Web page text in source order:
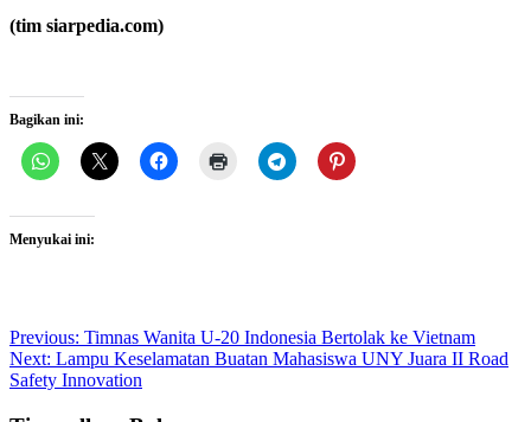
(tim siarpedia.com)
Bagikan ini:
Menyukai ini:
Post
navigation
Previous: Timnas Wanita U-20 Indonesia Bertolak ke Vietnam
Next: Lampu Keselamatan Buatan Mahasiswa UNY Juara II Road
Safety Innovation